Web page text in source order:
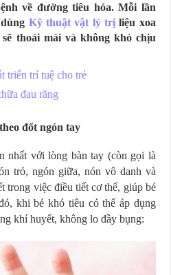
về đường tiêu hóa. Mỗi lần
Kỹ thuật vật lý trị liệu xoa
thoải mái và không khó chịu
triển trí tuệ cho trẻ
đau răng
đốt ngón tay
nhất với lòng bàn tay (còn gọi là
trỏ, ngón giữa, nón vô danh và
trong việc điều tiết cơ thể, giúp bé
khi bé khó tiêu có thể áp dụng
khí huyết, không lo đầy bụng: